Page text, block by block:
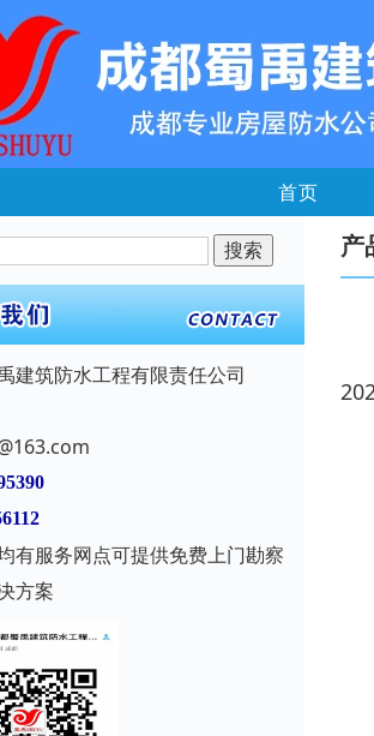
首页
建筑防水工程有限责任公司
有服务网点可提供免费上门勘察
方案
产